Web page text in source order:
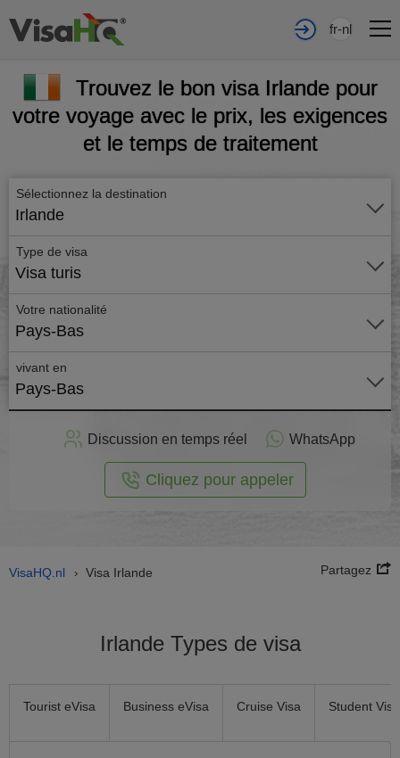
fr-nl
Trouvez le bon visa Irlande pour
votre voyage avec le prix, les exigences
et le temps de traitement
Sélectionnez la destination
Irlande
Type de visa
Visa turis
Votre nationalité
Pays-Bas
vivant en
Pays-Bas
Discussion en temps réel WhatsApp
Cliquez pour appeler
VisaHQ.nl › Visa Irlande Partagez
Irlande Types de visa
Tourist eVisa Business eVisa Cruise Visa Student Visa